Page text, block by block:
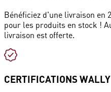
Bénéficiez d'une livraison en
pour les produits en stock !
livraison est offerte.
CERTIFICATIONS WALLY